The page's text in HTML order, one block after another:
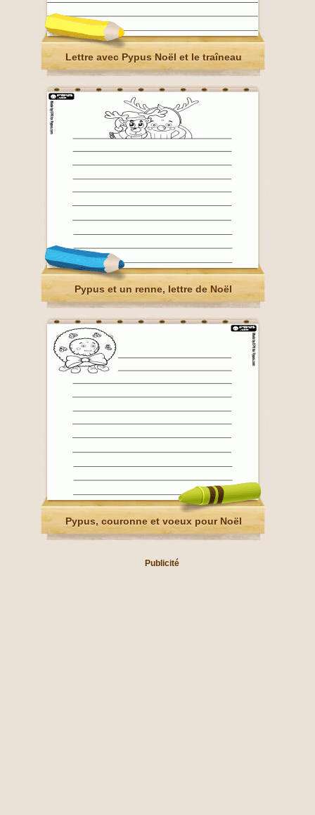
Lettre avec Pypus Noël et le traîneau
Pypus et un renne, lettre de Noël
Pypus, couronne et voeux pour Noël
Publicité